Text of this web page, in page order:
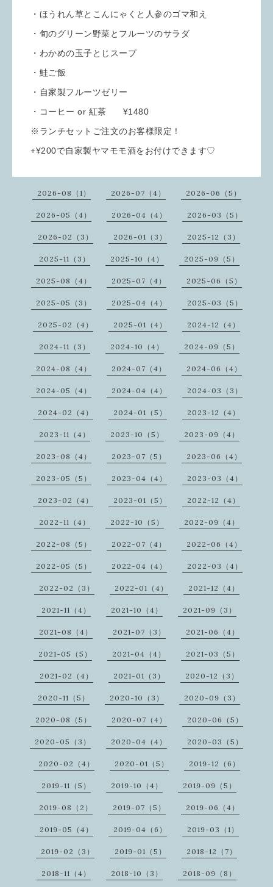
・ほうれん草とこんにゃくと人参のゴマ和え
・旬のグリーン野菜とフルーツのサラダ
・わかめの玉子とじスープ
・鮭ご飯
・自家製フルーツゼリー
・コーヒー or 紅茶 ¥1480
※ランチセットご注文のお客様限定！
+¥200で自家製ヤマモモ酒をお付けできます♡
2026-08（1） 2026-07（4） 2026-06（5）
2026-05（4） 2026-04（4） 2026-03（5）
2026-02（3） 2026-01（3） 2025-12（3）
2025-11（3） 2025-10（4） 2025-09（5）
2025-08（4） 2025-07（4） 2025-06（5）
2025-05（3） 2025-04（4） 2025-03（5）
2025-02（4） 2025-01（4） 2024-12（4）
2024-11（3） 2024-10（4） 2024-09（5）
2024-08（4） 2024-07（4） 2024-06（4）
2024-05（4） 2024-04（4） 2024-03（3）
2024-02（4） 2024-01（5） 2023-12（4）
2023-11（4） 2023-10（5） 2023-09（4）
2023-08（4） 2023-07（5） 2023-06（4）
2023-05（5） 2023-04（4） 2023-03（4）
2023-02（4） 2023-01（5） 2022-12（4）
2022-11（4） 2022-10（5） 2022-09（4）
2022-08（5） 2022-07（4） 2022-06（4）
2022-05（5） 2022-04（4） 2022-03（4）
2022-02（3） 2022-01（4） 2021-12（4）
2021-11（4） 2021-10（4） 2021-09（3）
2021-08（4） 2021-07（3） 2021-06（4）
2021-05（5） 2021-04（4） 2021-03（5）
2021-02（4） 2021-01（3） 2020-12（3）
2020-11（5） 2020-10（3） 2020-09（3）
2020-08（5） 2020-07（4） 2020-06（5）
2020-05（3） 2020-04（4） 2020-03（5）
2020-02（4） 2020-01（5） 2019-12（6）
2019-11（5） 2019-10（4） 2019-09（5）
2019-08（2） 2019-07（5） 2019-06（4）
2019-05（4） 2019-04（6） 2019-03（1）
2019-02（3） 2019-01（5） 2018-12（7）
2018-11（4） 2018-10（3） 2018-09（8）